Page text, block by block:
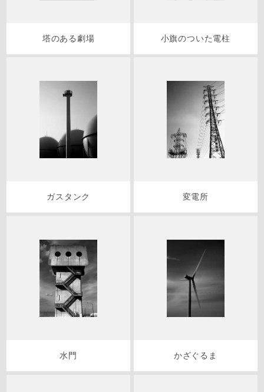
塔のある劇場 小旗のついた電柱
ガスタンク 変電所
水門 かざぐるま